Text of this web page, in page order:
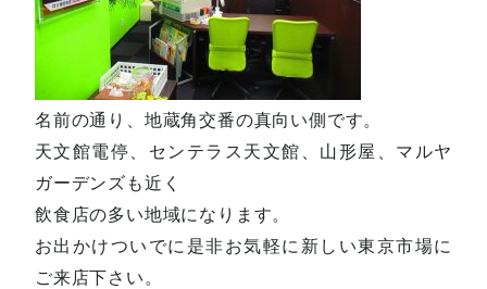
名前の通り、地蔵角交番の真向い側です。
天文館電停、センテラス天文館、山形屋、マルヤ
ガーデンズも近く
飲食店の多い地域になります。
お出かけついでに是非お気軽に新しい東京市場に
ご来店下さい。